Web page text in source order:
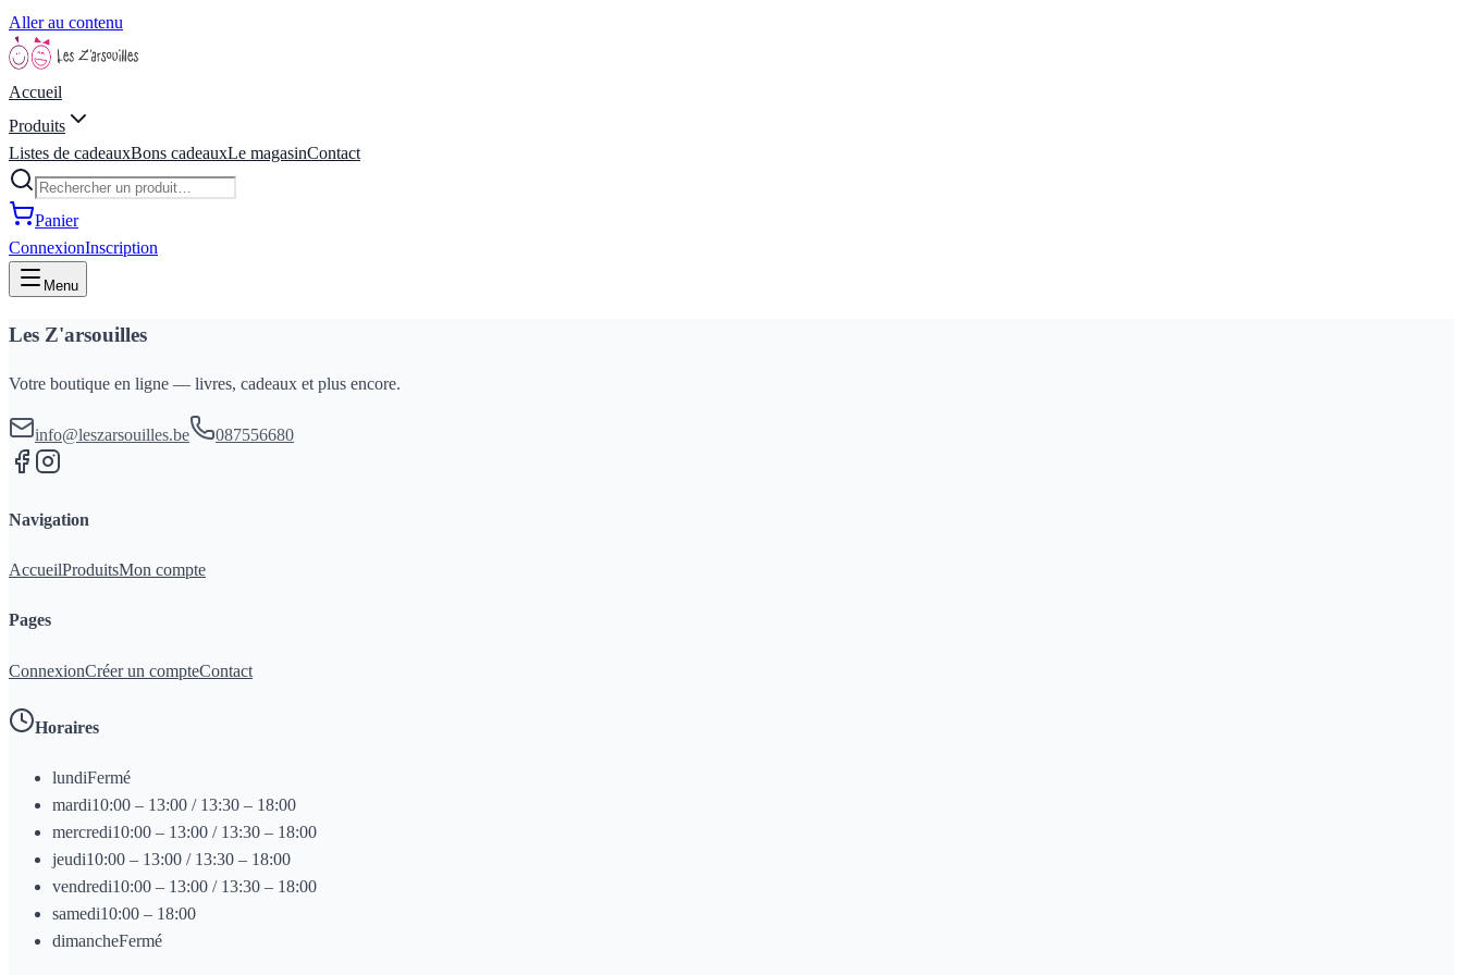
Aller au contenu
Accueil
Produits
Listes de cadeauxBons cadeauxLe magasinContact
Panier
ConnexionInscription
Menu
Les Z'arsouilles
Votre boutique en ligne — livres, cadeaux et plus encore.
info@leszarsouilles.be 087556680
Navigation
AccueilProduitsMon compte
Pages
ConnexionCréer un compteContact
Horaires
lundiFermé
mardi10:00 – 13:00 / 13:30 – 18:00
mercredi10:00 – 13:00 / 13:30 – 18:00
jeudi10:00 – 13:00 / 13:30 – 18:00
vendredi10:00 – 13:00 / 13:30 – 18:00
samedi10:00 – 18:00
dimancheFermé